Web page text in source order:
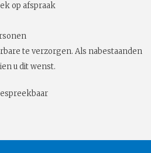
op afspraak
te verzorgen. Als nabestaanden
u dit wenst.